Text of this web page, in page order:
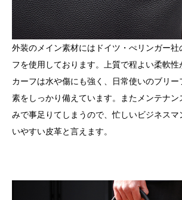
外装のメイン素材にはドイツ・ぺリンガー社
フを使用しております。上質で程よい柔軟性
カーフは水や傷にも強く、日常使いのブリ
素をしっかり備えています。またメンテナ
みで事足りてしまうので、忙しいビジネスマ
いやすい皮革と言えます。